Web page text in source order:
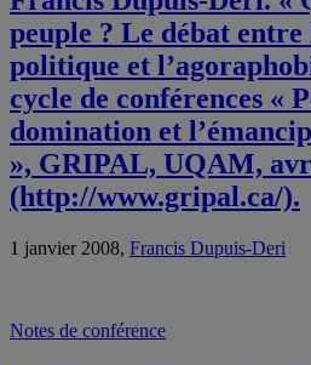
peuple ? Le débat entre
politique et
cycle de conférences «
domination et
», GRIPAL, UQAM,
(http://www.gripal.ca/).
1 janvier 2008, Francis Dupuis-Deri
Notes de conférence